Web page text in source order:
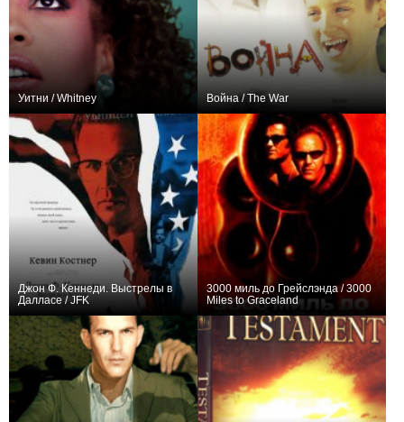
Уитни / Whitney Война / The War
Джон Ф. Кеннеди. Выстрелы в
Далласе / JFK
3000 миль до Грейслэнда / 3000
Miles to Graceland